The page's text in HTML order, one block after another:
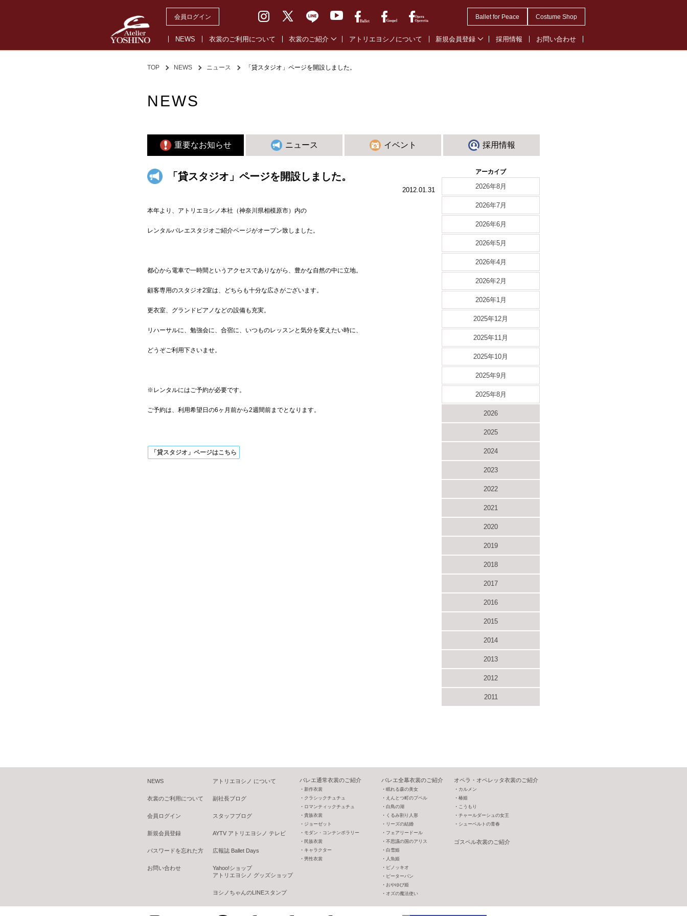
会員ログイン Ballet for Peace Costume Shop
NEWS 衣裳のご利用について 衣裳のご紹介 アトリエヨシノについて 新規会員登録 採用情報 お問い合わせ
TOP NEWS ニュース 「貸スタジオ」ページを開設しました。
NEWS
重要なお知らせ ニュース イベント 採用情報
「貸スタジオ」ページを開設しました。
2012.01.31
本年より、アトリエヨシノ本社（神奈川県相模原市）内の
レンタルバレエスタジオご紹介ページがオープン致しました。
都心から電車で一時間というアクセスでありながら、豊かな自然の中に立地。
顧客専用のスタジオ2室は、どちらも十分な広さがございます。
更衣室、グランドピアノなどの設備も充実。
リハーサルに、勉強会に、合宿に、いつものレッスンと気分を変えたい時に、
どうぞご利用下さいませ。
※レンタルにはご予約が必要です。
ご予約は、利用希望日の6ヶ月前から2週間前までとなります。
「貸スタジオ」ページはこちら
アーカイブ
2026年8月
2026年7月
2026年6月
2026年5月
2026年4月
2026年2月
2026年1月
2025年12月
2025年11月
2025年10月
2025年9月
2025年8月
2026
2025
2024
2023
2022
2021
2020
2019
2018
2017
2016
2015
2014
2013
2012
2011
NEWS
衣裳のご利用について
会員ログイン
新規会員登録
パスワードを忘れた方
お問い合わせ
アトリエヨシノ について
副社長ブログ
スタッフブログ
AYTV アトリエヨシノ テレビ
広報誌 Ballet Days
Yahoo!ショップ
アトリエヨシノ グッズショップ
ヨシノちゃんのLINEスタンプ
バレエ通常衣裳のご紹介
新作衣裳
クラシックチュチュ
ロマンティックチュチュ
貴族衣裳
ジョーゼット
モダン・コンテンポラリー
民族衣裳
キャラクター
男性衣裳
バレエ全幕衣裳のご紹介
眠れる森の美女
えんとつ町のプペル
白鳥の湖
くるみ割り人形
リーズの結婚
フェアリードール
不思議の国のアリス
白雪姫
人魚姫
ピノッキオ
ピーターパン
おやゆび姫
オズの魔法使い
オペラ・オペレッタ衣裳のご紹介
カルメン
椿姫
こうもり
チャールダーシュの女王
シューベルトの青春
ゴスペル衣裳のご紹介